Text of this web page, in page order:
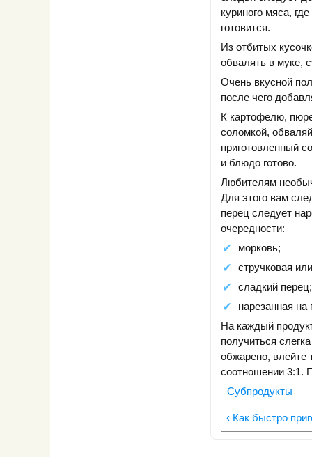
куриного мяса,
готовится.
Из отбитых
обвалять в муке,
Очень вкусной
после чего
К картофелю,
соломкой,
приготовленный
и блюдо готово.
Любителям
Для этого вам
перец следует
очередности:
морковь;
стручковая
сладкий перец;
нарезанная
На каждый
получиться
обжарено, влейте
соотношении 3:1.
Субпродукты
‹ Как быстро